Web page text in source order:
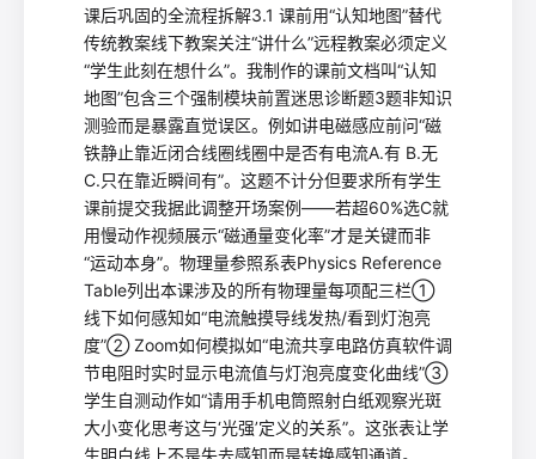
课后巩固的全流程拆解3.1 课前用“认知地图”替代
传统教案线下教案关注“讲什么”远程教案必须定义
“学生此刻在想什么”。我制作的课前文档叫“认知
地图”包含三个强制模块前置迷思诊断题3题非知识
测验而是暴露直觉误区。例如讲电磁感应前问“磁
铁静止靠近闭合线圈线圈中是否有电流A.有 B.无
C.只在靠近瞬间有”。这题不计分但要求所有学生
课前提交我据此调整开场案例——若超60%选C就
用慢动作视频展示“磁通量变化率”才是关键而非
“运动本身”。物理量参照系表Physics Reference
Table列出本课涉及的所有物理量每项配三栏①
线下如何感知如“电流触摸导线发热/看到灯泡亮
度”② Zoom如何模拟如“电流共享电路仿真软件调
节电阻时实时显示电流值与灯泡亮度变化曲线”③
学生自测动作如“请用手机电筒照射白纸观察光斑
大小变化思考这与‘光强’定义的关系”。这张表让学
生明白线上不是失去感知而是转换感知通道。